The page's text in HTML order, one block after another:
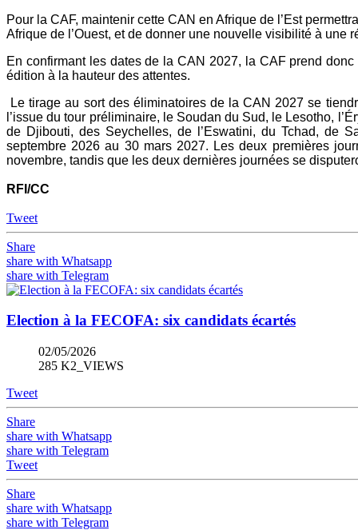
Pour la CAF, maintenir cette CAN en Afrique de l’Est
Afrique de l’Ouest, et de donner une nouvelle visibilité à une
En confirmant les dates de la CAN 2027, la CAF prend
édition à la hauteur des attentes.
Le tirage au sort des éliminatoires de la CAN 2027 se
l’issue du tour préliminaire, le Soudan du Sud, le Lesotho,
de Djibouti, des Seychelles, de l’Eswatini, du Tchad, de
septembre 2026 au 30 mars 2027. Les deux premières
novembre, tandis que les deux dernières journées se
RFI/CC
Tweet
Share
share with Whatsapp
share with Telegram
Election à la FECOFA: six candidats écartés
02/05/2026
285 K2_VIEWS
Tweet
Share
share with Whatsapp
share with Telegram
Tweet
Share
share with Whatsapp
share with Telegram